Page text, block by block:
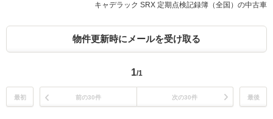
キャデラック SRX 定期点検記録簿（全国）の中古車
物件更新時にメールを受け取る
1/1
最初 前の30件 次の30件 最後